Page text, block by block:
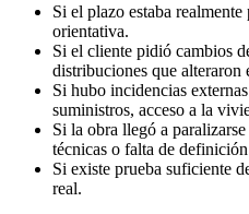
Si el plazo estaba
orientativa.
Si el cliente pidió cambios
distribuciones que alteraron
Si hubo incidencias
suministros, acceso a la
Si la obra llegó a
técnicas o falta de
Si existe prueba suficiente
real.